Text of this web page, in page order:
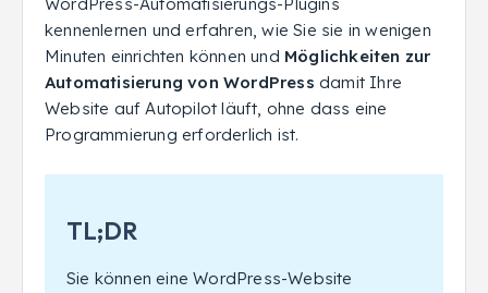
kennenlernen und erfahren, wie Sie sie in wenigen
Minuten einrichten können und Möglichkeiten zur
Automatisierung von WordPress damit Ihre
Website auf Autopilot läuft, ohne dass eine
Programmierung erforderlich ist.
TL;DR
Sie können eine WordPress-Website